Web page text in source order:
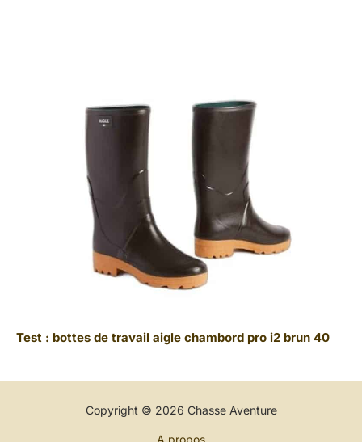
Test : bottes de travail aigle chambord pro i2 brun 40
Copyright © 2026 Chasse Aventure
A propos